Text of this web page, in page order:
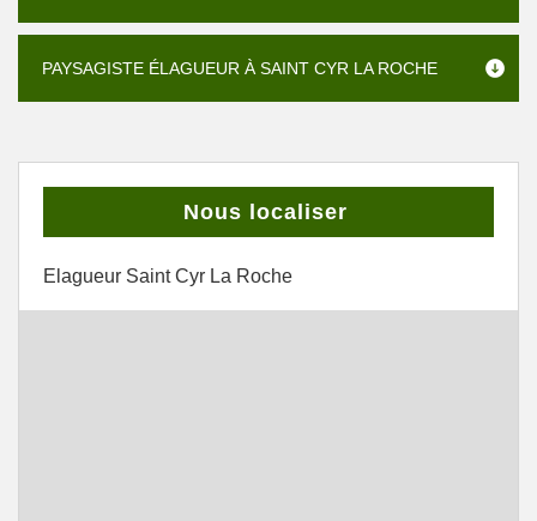
PAYSAGISTE ÉLAGUEUR À SAINT CYR LA ROCHE
Nous localiser
Elagueur Saint Cyr La Roche